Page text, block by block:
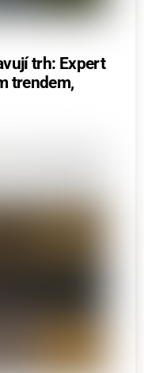
trh: Expert
trendem,